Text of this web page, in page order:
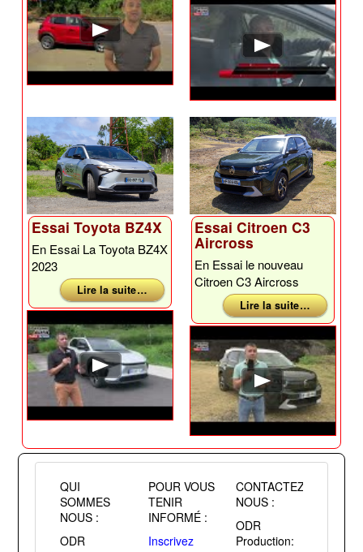
Essai Toyota BZ4X
En Essai La Toyota BZ4X
2023
Lire la suite …
Essai Citroen C3
Aircross
En Essai le nouveau
Citroen C3 Aircross
Lire la suite …
QUI
SOMMES
NOUS :
ODR
CONTACTEZ
NOUS :
ODR
Production:
POUR VOUS
TENIR
INFORMÉ :
Inscrivez